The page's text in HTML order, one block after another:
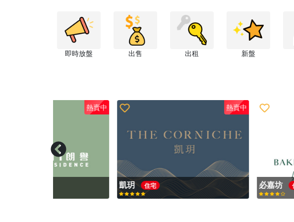
即時放盤 出售 出租 新盤
必嘉坊 住宅